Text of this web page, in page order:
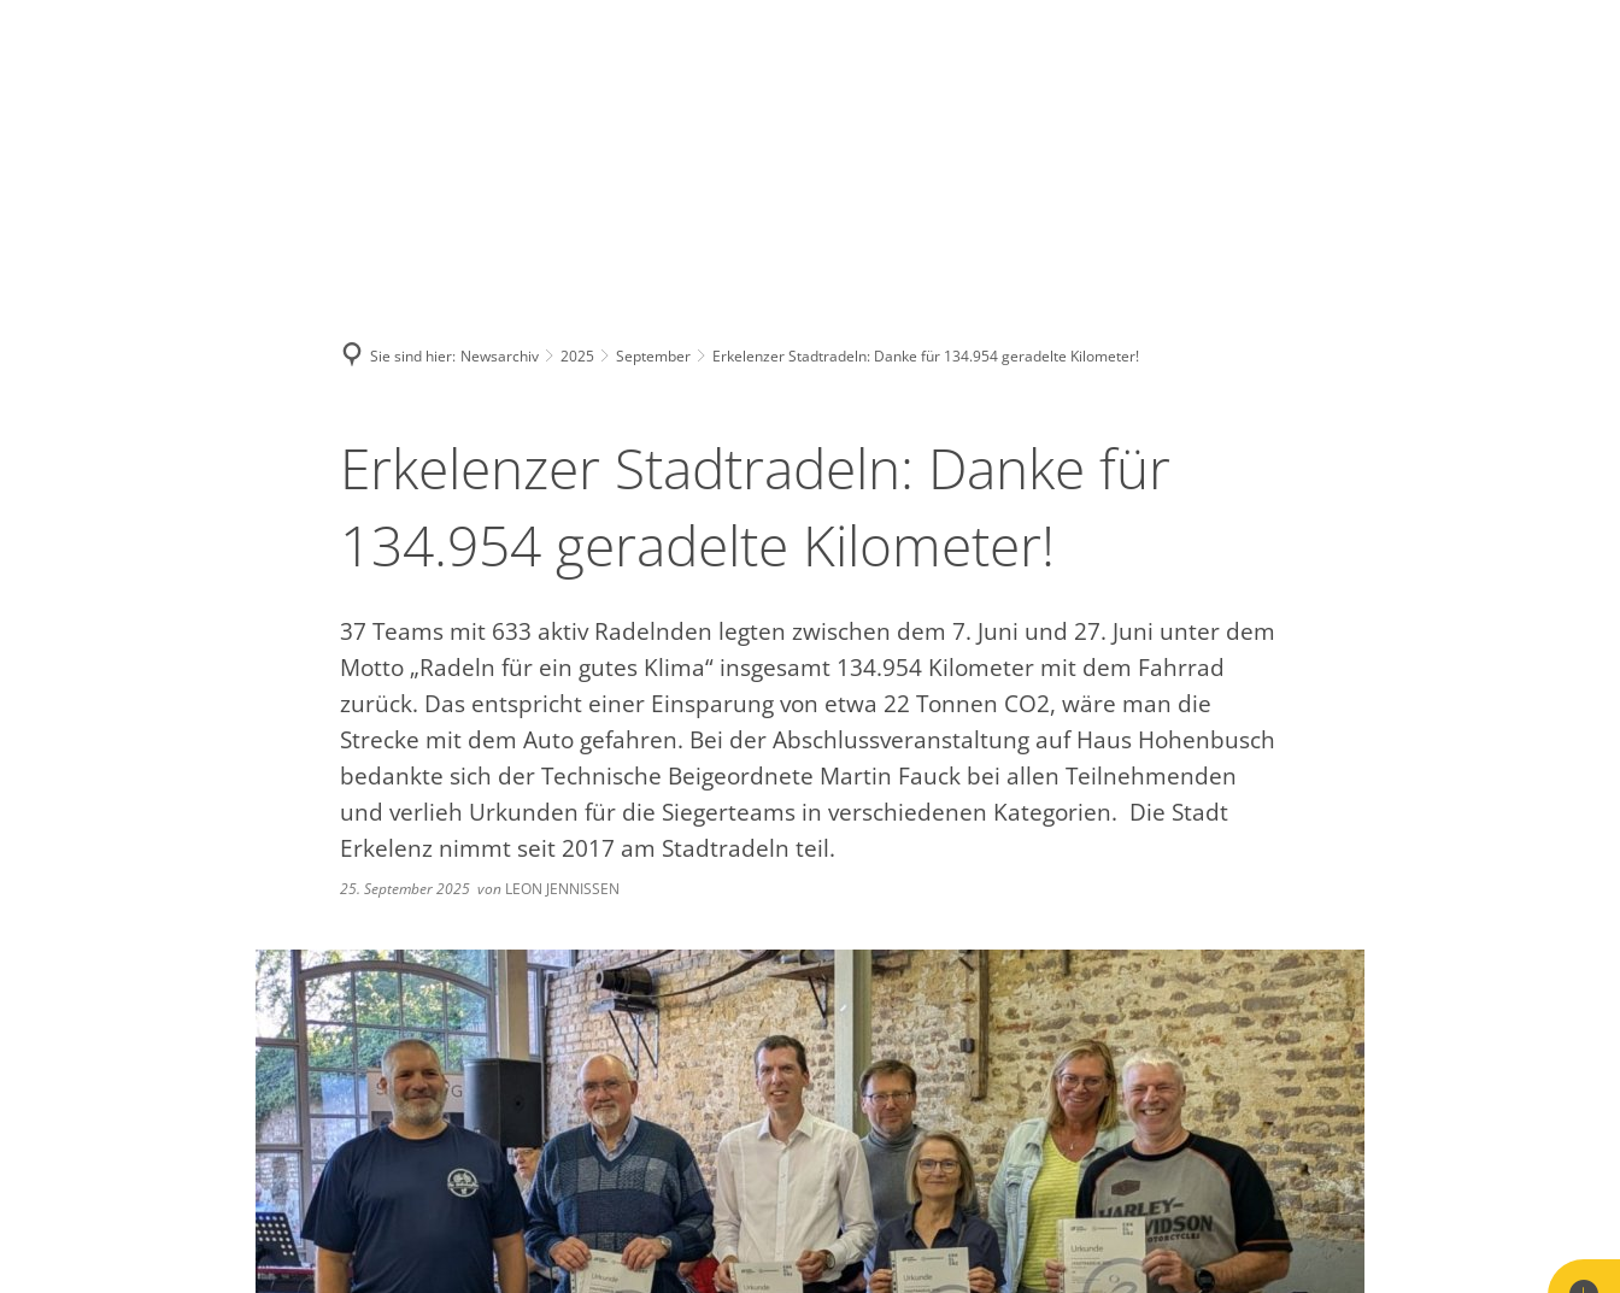
Sie sind hier: Newsarchiv 2025 September Erkelenzer Stadtradeln: Danke für 134.954 geradelte Kilometer!
Erkelenzer Stadtradeln: Danke für
134.954 geradelte Kilometer!
37 Teams mit 633 aktiv Radelnden legten zwischen dem 7. Juni und 27. Juni unter dem
Motto „Radeln für ein gutes Klima“ insgesamt 134.954 Kilometer mit dem Fahrrad
zurück. Das entspricht einer Einsparung von etwa 22 Tonnen CO2, wäre man die
Strecke mit dem Auto gefahren. Bei der Abschlussveranstaltung auf Haus Hohenbusch
bedankte sich der Technische Beigeordnete Martin Fauck bei allen Teilnehmenden
und verlieh Urkunden für die Siegerteams in verschiedenen Kategorien. Die Stadt
Erkelenz nimmt seit 2017 am Stadtradeln teil.
25. September 2025 von LEON JENNISSEN